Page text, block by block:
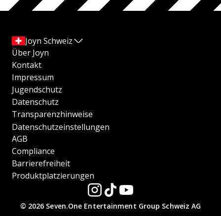
Joyn Schweiz
Über Joyn
Kontakt
Impressum
Jugendschutz
Datenschutz
Transparenzhinweise
Datenschutzeinstellungen
AGB
Compliance
Barrierefreiheit
Produktplatzierungen
© 2026 Seven.One Entertainment Group Schweiz AG